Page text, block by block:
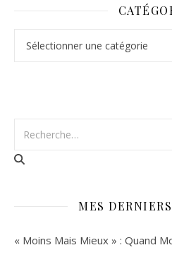
MES
« Moins Mais Mieux » : Quand